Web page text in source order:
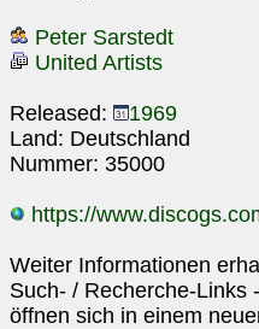
Peter Sarstedt
United Artists
Released:
1969
Land: Deutschland
Nummer: 35000
https://
Weiter Informationen
Such- / Recherche-Links
öffnen sich in einem